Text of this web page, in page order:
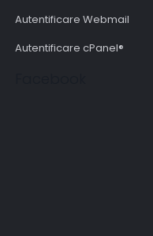
Autentificare Webmail
Autentificare cPanel®